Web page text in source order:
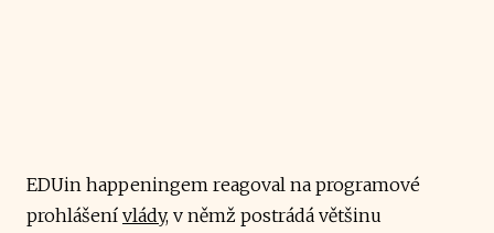
EDUin happeningem reagoval na programové
prohlášení vlády, v němž postrádá většinu